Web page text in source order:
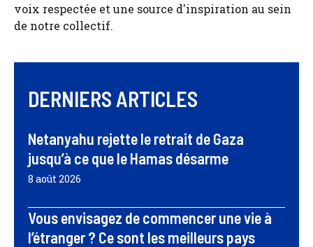
voix respectée et une source d'inspiration au sein
de notre collectif.
DERNIERS ARTICLES
Netanyahu rejette le retrait de Gaza
jusqu’à ce que le Hamas désarme
8 août 2026
Vous envisagez de commencer une vie à
l’étranger ? Ce sont les meilleurs pays